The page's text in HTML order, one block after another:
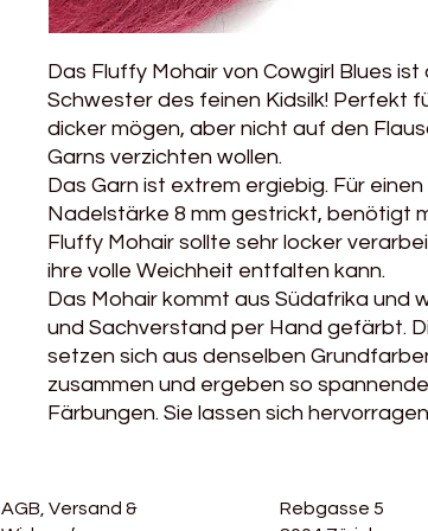
Das Fluffy Mohair von Cowgirl Blues ist
Schwester des feinen Kidsilk! Perfekt
dicker mögen, aber nicht auf den
Garns verzichten wollen.
Das Garn ist extrem ergiebig. Für
Nadelstärke 8 mm gestrickt, benötigt
Fluffy Mohair sollte sehr locker
ihre volle Weichheit entfalten kann.
Das Mohair kommt aus Südafrika und
und Sachverstand per Hand gefärbt.
setzen sich aus denselben
zusammen und ergeben so
Färbungen. Sie lassen sich
AGB, Versand &
Rebgasse 5